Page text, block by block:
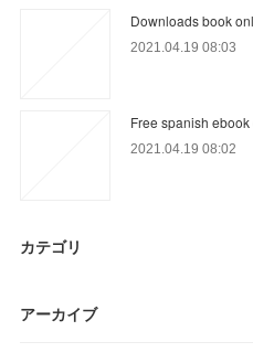
Downloads book
2021.04.19 08:03
Free spanish
2021.04.19 08:02
カテゴリ
アーカイブ